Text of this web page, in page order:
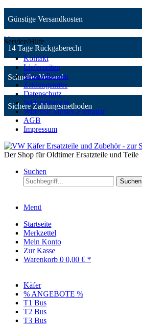
Günstige Versandkosten
14 Tage Rückgaberecht
Schneller Versand
Sichere Zahlungsmethoden
Service/Hilfe
Kontakt
Lieferzeiten
Versandkosten
Zahlungsinfos
Datenschutz
Widerrufsrecht
Widerruf Muster-Formular
AGB
Impressum
Der Shop für Oldtimer Ersatzteile und Teile
Suchen
Suchen
Menü
Startseite
Merkzettel
Mein Konto
Zur Kasse
Warenkorb 0 0,00 € *
Käfer
% ANGEBOTE %
T1 Bus
T2 Bus
T3 Bus